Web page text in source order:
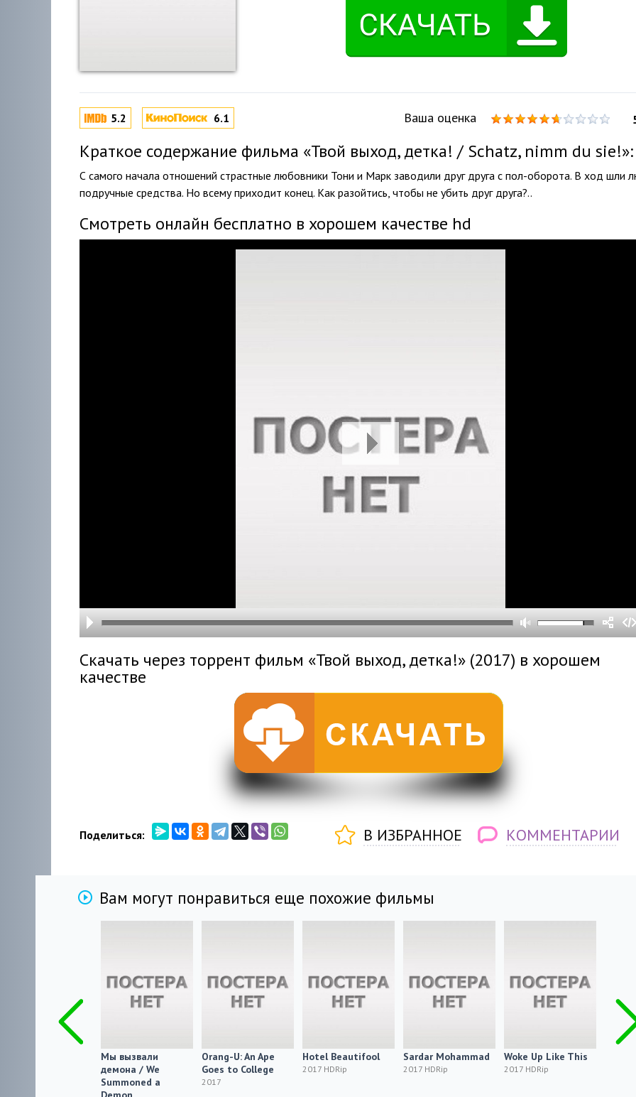
5.2 6.1 Ваша оценка
Краткое содержание фильма «Твой выход, детка! / Schatz, nimm du sie!»:
С самого начала отношений страстные любовники Тони и Марк заводили друг друга с пол-оборота. В ход шли
подручные средства. Но всему приходит конец. Как разойтись, чтобы не убить друг друга?..
Смотреть онлайн бесплатно в хорошем качестве hd
Скачать через торрент фильм «Твой выход, детка!» (2017) в хорошем
качестве
Поделиться: В ИЗБРАННОЕ КОММЕНТАРИИ
Вам могут понравиться еще похожие фильмы
Мы вызвали
демона / We
Summoned a
Orang-U: An Ape
Goes to College
2017
Hotel Beautifool
2017 HDRip
Sardar Mohammad
2017 HDRip
Woke Up Like This
2017 HDRip